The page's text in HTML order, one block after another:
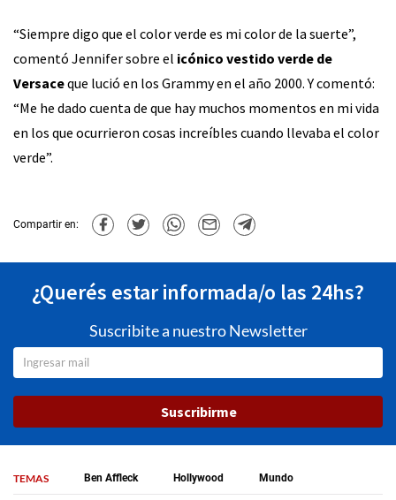
“Siempre digo que el color verde es mi color de la suerte”,
comentó Jennifer sobre el icónico vestido verde de
Versaceque lució en los Grammy en el año 2000. Y comentó:
“Me he dado cuenta de que hay muchos momentos en mi vida
en los que ocurrieron cosas increíbles cuando llevaba el color
verde”.
Compartir en:
¿Querés estar informada/o las 24hs?
Suscribite a nuestro Newsletter
Suscribirme
TEMAS Ben Affleck Hollywood Mundo